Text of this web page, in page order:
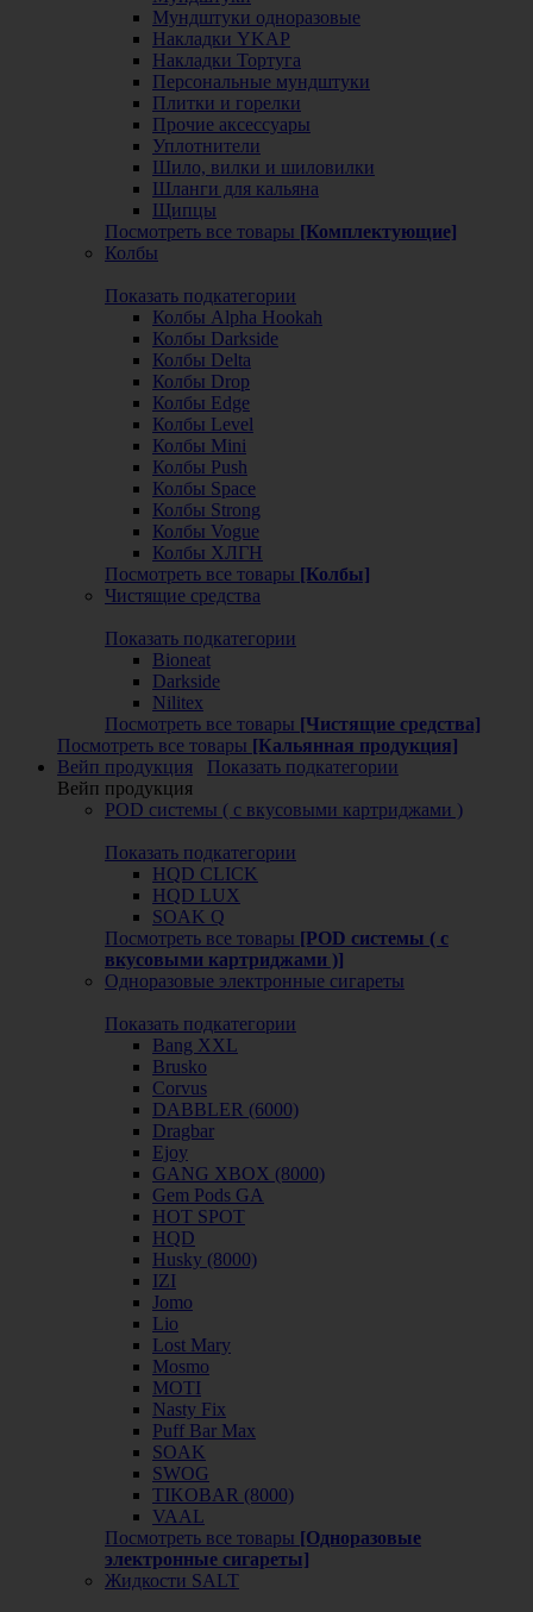
Мундштуки одноразовые
Накладки YKAP
Накладки Тортуга
Персональные мундштуки
Плитки и горелки
Прочие аксессуары
Уплотнители
Шило, вилки и шиловилки
Шланги для кальяна
Щипцы
Посмотреть все товары [Комплектующие]
Колбы
Показать подкатегории
Колбы Alpha Hookah
Колбы Darkside
Колбы Delta
Колбы Drop
Колбы Edge
Колбы Level
Колбы Mini
Колбы Push
Колбы Space
Колбы Strong
Колбы Vogue
Колбы ХЛГН
Посмотреть все товары [Колбы]
Чистящие средства
Показать подкатегории
Bioneat
Darkside
Nilitex
Посмотреть все товары [Чистящие средства]
Посмотреть все товары [Кальянная продукция]
Вейп продукция
Показать подкатегории
Вейп продукция
POD системы ( с вкусовыми картриджами )
Показать подкатегории
HQD CLICK
HQD LUX
SOAK Q
Посмотреть все товары [POD системы ( с
вкусовыми картриджами )]
Одноразовые электронные сигареты
Показать подкатегории
Bang XXL
Brusko
Corvus
DABBLER (6000)
Dragbar
Ejoy
GANG XBOX (8000)
Gem Pods GA
HOT SPOT
HQD
Husky (8000)
IZI
Jomo
Lio
Lost Mary
Mosmo
MOTI
Nasty Fix
Puff Bar Max
SOAK
SWOG
TIKOBAR (8000)
VAAL
Посмотреть все товары [Одноразовые
электронные сигареты]
Жидкости SALT